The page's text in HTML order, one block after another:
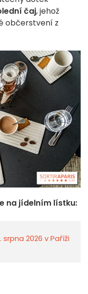
čaj, jehož
občerstvení z
na jídelním lístku:
2026 v Paříži